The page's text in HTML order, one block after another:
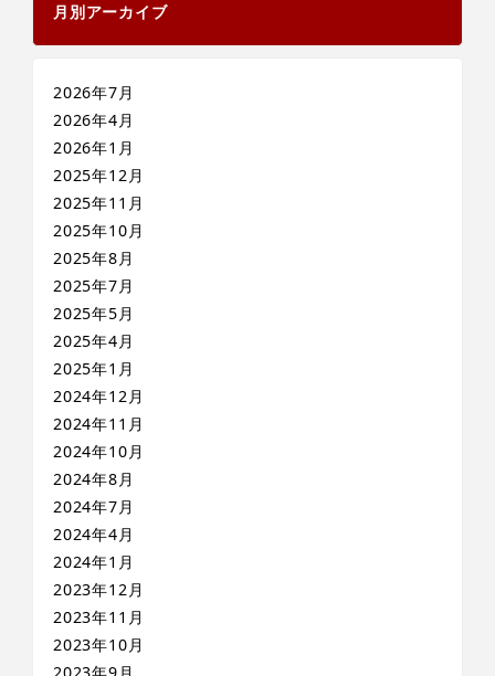
月別アーカイブ
2026年7月
2026年4月
2026年1月
2025年12月
2025年11月
2025年10月
2025年8月
2025年7月
2025年5月
2025年4月
2025年1月
2024年12月
2024年11月
2024年10月
2024年8月
2024年7月
2024年4月
2024年1月
2023年12月
2023年11月
2023年10月